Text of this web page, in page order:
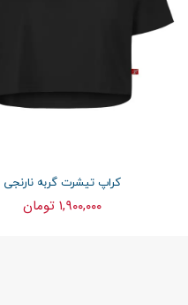
کراپ تیشرت گربه نارنجی
۱,۹۰۰,۰۰۰ تومان